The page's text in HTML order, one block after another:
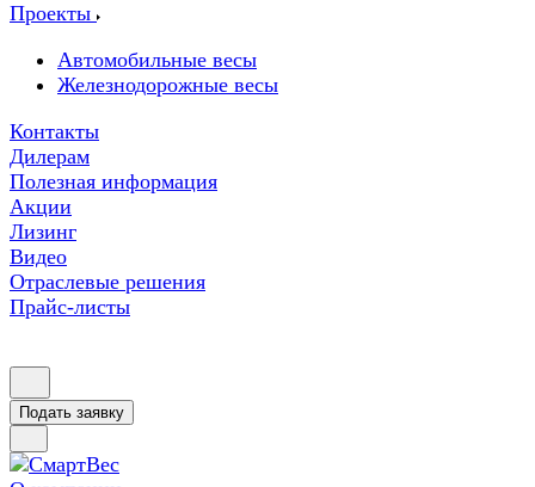
Проекты
Автомобильные весы
Железнодорожные весы
Контакты
Дилерам
Полезная информация
Акции
Лизинг
Видео
Отраслевые решения
Прайс-листы
Подать заявку